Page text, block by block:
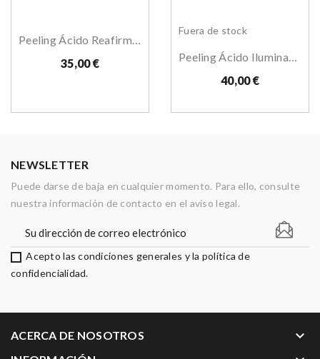
Peeling Ácido Reafirmante
35,00 €
Fuera de stock
Peeling Ácido Iluminador
40,00 €
NEWSLETTER
Puede darse de baja en cualquier momento. Para ello, consulte
nuestra información de contacto en el aviso legal.
Acepto las condiciones generales y la política de
confidencialidad.
ACERCA DE NOSOTROS keyboard_arrow_down